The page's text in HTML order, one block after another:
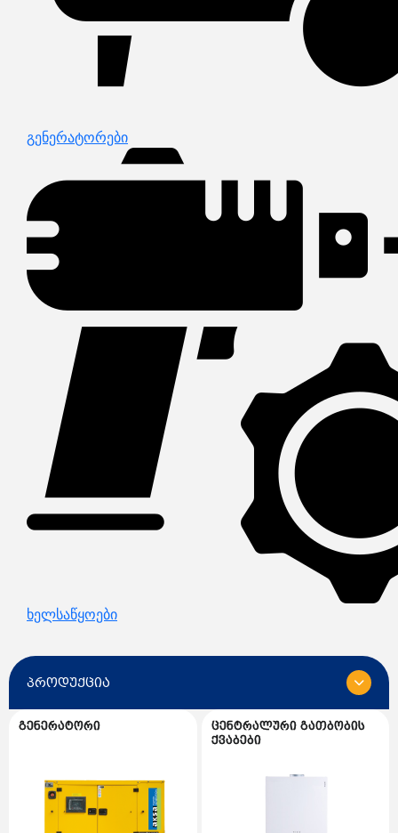
გენერატორები
ხელსაწყოები
პროდუქცია
ყველა
გენერატორის სათადარიგო ნაწილები
ცენტრალური გათბობის ქვაბები
გენერატორი
ცენტრალური გათბობის
ქვაბები